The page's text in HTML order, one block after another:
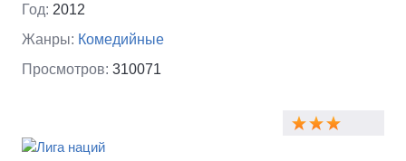
Год: 2012
Жанры: Комедийные
Просмотров: 310071